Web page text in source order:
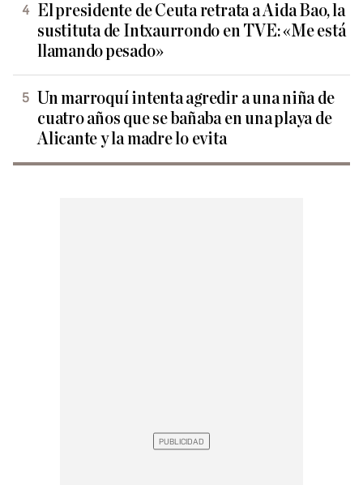
El presidente de Ceuta retrata a Aida Bao, la
sustituta de Intxaurrondo en TVE: «Me está
llamando pesado»
Un marroquí intenta agredir a una niña de
cuatro años que se bañaba en una playa de
Alicante y la madre lo evita